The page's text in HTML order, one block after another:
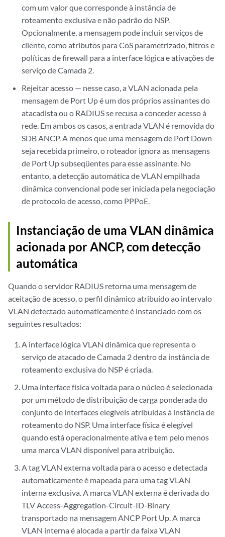
com um valor que corresponde à instância de
roteamento exclusiva e não padrão do NSP.
Opcionalmente, a mensagem pode incluir serviços de
cliente, como atributos para CoS parametrizado, filtros e
políticas de firewall para a interface lógica e ativações de
serviço de Camada 2.
Rejeitar acesso — nesse caso, a VLAN acionada pela
mensagem de Port Up é um dos próprios assinantes do
atacadista ou o RADIUS se recusa a conceder acesso à
rede. Em ambos os casos, a entrada VLAN é removida do
SDB ANCP. A menos que uma mensagem de Port Down
seja recebida primeiro, o roteador ignora as mensagens
de Port Up subseqüentes para esse assinante. No
entanto, a detecção automática de VLAN empilhada
dinâmica convencional pode ser iniciada pela negociação
de protocolo de acesso, como PPPoE.
Instanciação de uma VLAN dinâmica
acionada por ANCP, com detecção
automática
Quando o servidor RADIUS retorna uma mensagem de
aceitação de acesso, o perfil dinâmico atribuído ao intervalo
VLAN detectado automaticamente é instanciado com os
seguintes resultados:
A interface lógica VLAN dinâmica que representa o
serviço de atacado de Camada 2 dentro da instância de
roteamento exclusiva do NSP é criada.
Uma interface física voltada para o núcleo é selecionada
por um método de distribuição de carga ponderada do
conjunto de interfaces elegíveis atribuídas à instância de
roteamento do NSP. Uma interface física é elegível
quando está operacionalmente ativa e tem pelo menos
uma marca VLAN disponível para atribuição.
A tag VLAN externa voltada para o acesso e detectada
automaticamente é mapeada para uma tag VLAN
interna exclusiva. A marca VLAN externa é derivada do
TLV Access-Aggregation-Circuit-ID-Binary
transportado na mensagem ANCP Port Up. A marca
VLAN interna é alocada a partir da faixa VLAN